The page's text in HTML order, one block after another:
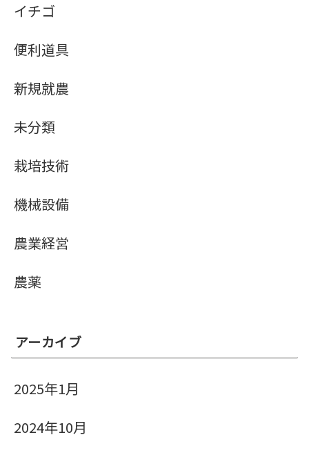
イチゴ
便利道具
新規就農
未分類
栽培技術
機械設備
農業経営
農薬
アーカイブ
2025年1月
2024年10月